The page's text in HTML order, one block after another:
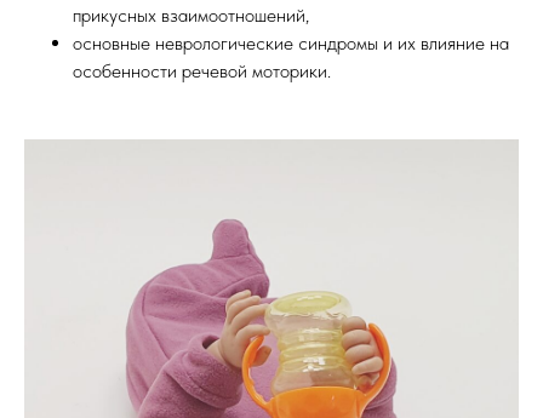
прикусных взаимоотношений,
основные неврологические синдромы и их влияние на
особенности речевой моторики.